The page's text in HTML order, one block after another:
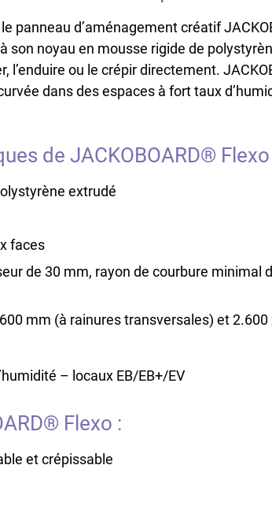
panneau d’aménagement créatif
son noyau en mousse rigide de
l’enduire ou le crépir directement.
dans des espaces à fort taux
de JACKOBOARD® Flexo
extrudé
faces
de 30 mm, rayon de courbure
mm (à rainures transversales) et
– locaux EB/EB+/EV
Flexo :
et crépissable